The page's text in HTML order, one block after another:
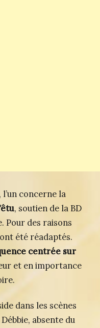
concerne la
, soutien de la BD
Pour des raisons
été réadaptés.
centrée sur
et en importance
dans les scènes
absente du